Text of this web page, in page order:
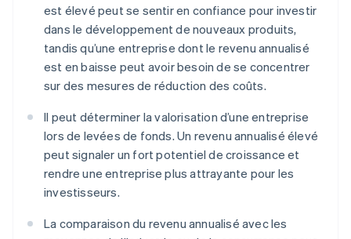
est élevé peut se sentir en confiance pour investir
dans le développement de nouveaux produits,
tandis qu’une entreprise dont le revenu annualisé
est en baisse peut avoir besoin de se concentrer
sur des mesures de réduction des coûts.
Il peut déterminer la valorisation d’une entreprise
lors de levées de fonds. Un revenu annualisé élevé
peut signaler un fort potentiel de croissance et
rendre une entreprise plus attrayante pour les
investisseurs.
La comparaison du revenu annualisé avec les